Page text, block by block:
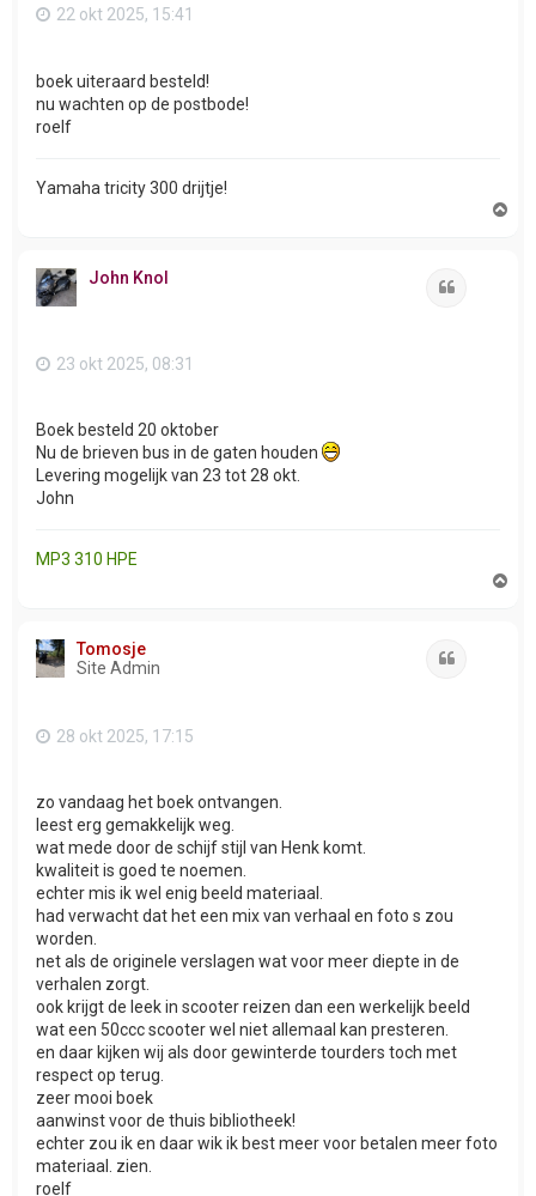
22 okt 2025, 15:41
boek uiteraard besteld!
nu wachten op de postbode!
roelf
Yamaha tricity 300 drijtje!
John Knol
23 okt 2025, 08:31
Boek besteld 20 oktober
Nu de brieven bus in de gaten houden
Levering mogelijk van 23 tot 28 okt.
John
MP3 310 HPE
Tomosje
Site Admin
28 okt 2025, 17:15
zo vandaag het boek ontvangen.
leest erg gemakkelijk weg.
wat mede door de schijf stijl van Henk komt.
kwaliteit is goed te noemen.
echter mis ik wel enig beeld materiaal.
had verwacht dat het een mix van verhaal en foto s zou
worden.
net als de originele verslagen wat voor meer diepte in de
verhalen zorgt.
ook krijgt de leek in scooter reizen dan een werkelijk beeld
wat een 50ccc scooter wel niet allemaal kan presteren.
en daar kijken wij als door gewinterde tourders toch met
respect op terug.
zeer mooi boek
aanwinst voor de thuis bibliotheek!
echter zou ik en daar wik ik best meer voor betalen meer foto
materiaal. zien.
roelf